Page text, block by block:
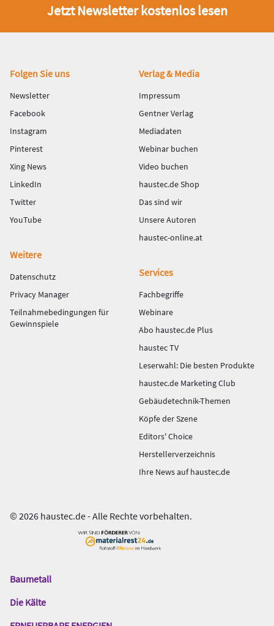
Jetzt Newsletter kostenlos lesen
Fußbereich
Folgen Sie uns
Newsletter
Facebook
Instagram
Pinterest
Xing News
LinkedIn
Twitter
YouTube
Verlag & Media
Impressum
Gentner Verlag
Mediadaten
Webinar buchen
Video buchen
haustec.de Shop
Das sind wir
Unsere Autoren
haustec-online.at
Weitere
Datenschutz
Privacy Manager
Teilnahmebedingungen für
Gewinnspiele
Services
Fachbegriffe
Webinare
Abo haustec.de Plus
haustec TV
Leserwahl: Die besten Produkte
haustec.de Marketing Club
Gebäudetechnik-Themen
Köpfe der Szene
Editors' Choice
Herstellerverzeichnis
Ihre News auf haustec.de
© 2026 haustec.de - Alle Rechte vorbehalten.
Das
Gentner
Baumetall
Die Kälte